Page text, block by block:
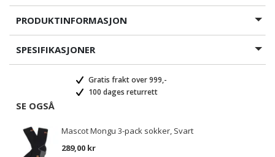
PRODUKTINFORMASJON
SPESIFIKASJONER
Gratis frakt over 999,-
100 dages returrett
SE OGSÅ
Mascot Mongu 3-pack sokker, Svart
289,00 kr